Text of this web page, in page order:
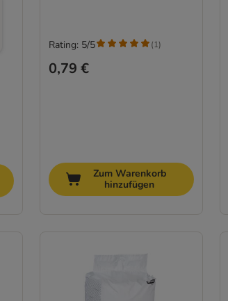
0,79 €
Rating: 5/5 (1)
Zum Warenkorb
hinzufügen